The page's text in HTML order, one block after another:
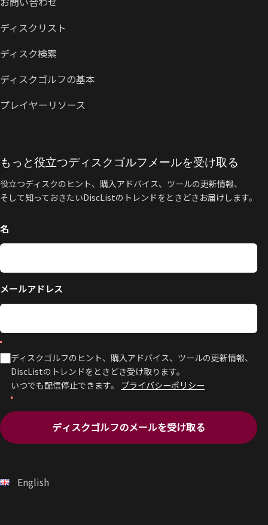
ディスクリスト
ディスク検索
ディスクゴルフの基本
プレイヤーリソース
もっと役立つディスクゴルフメールを受け取る
役立つディスクのヒント、購入アドバイス、ツールの更新情報、
そして知っておきたいDiscListのトレンドをときどきお届けします。
名
メールアドレス
ディスクゴルフのヒント、購入アドバイス、ツールの更新情報、
DiscListのトレンドをときどき受け取ります。
いつでも配信停止できます。 プライバシーポリシー
ディスクゴルフのメールを受け取る
English